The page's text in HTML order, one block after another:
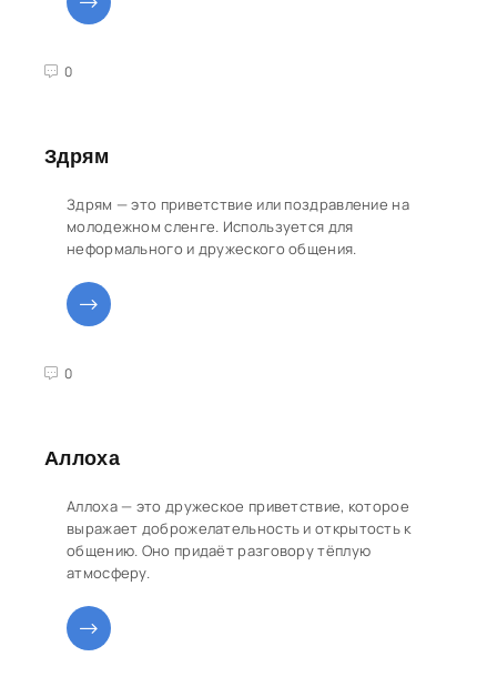
0
5
Здрям
Здрям — это приветствие или поздравление на
молодежном сленге. Используется для
неформального и дружеского общения.
0
5
Аллоха
Аллоха — это дружеское приветствие, которое
выражает доброжелательность и открытость к
общению. Оно придаёт разговору тёплую
атмосферу.